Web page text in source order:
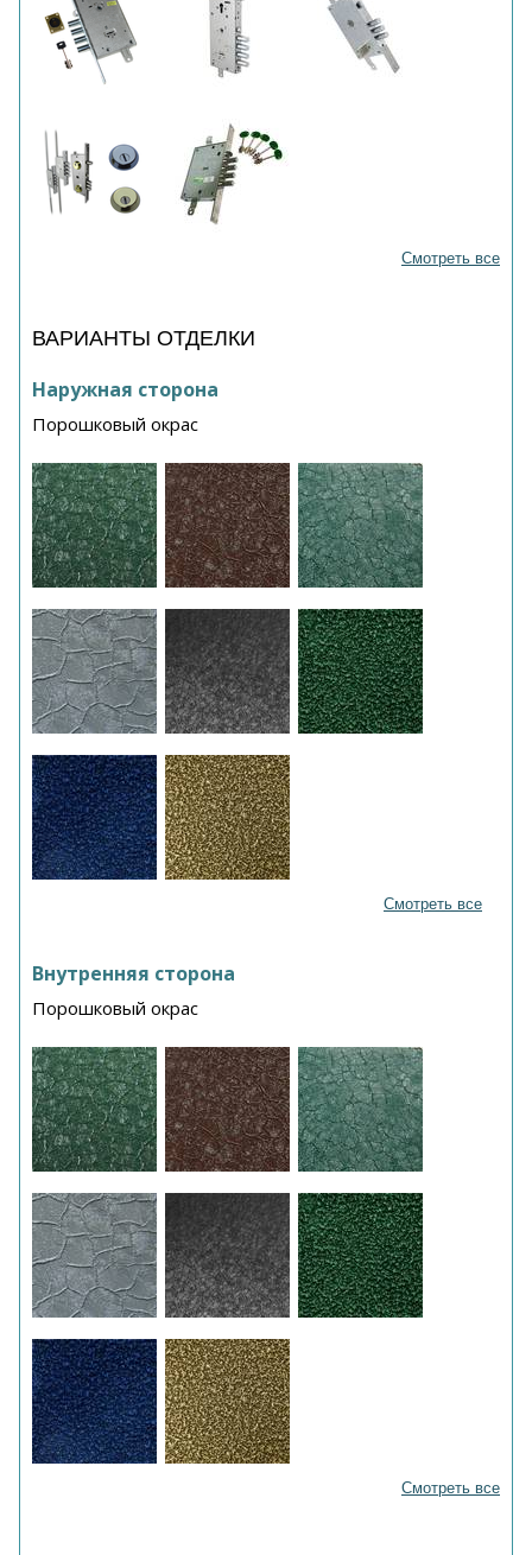
Смотреть все
ВАРИАНТЫ ОТДЕЛКИ
Наружная сторона
Порошковый окрас
Смотреть все
Внутренняя сторона
Порошковый окрас
Смотреть все